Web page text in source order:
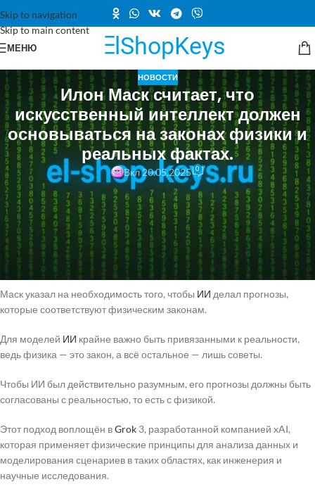
Skip to navigation
Skip to main content
МЕНЮ
НОВОСТИ
Илон Маск считает, что
искусственный интеллект должен
основываться на законах физики и
реальных фактах.
Вкл 20.05.2025 0
Илон Маск подчеркнул значимость физики в развитии
искусственного интеллекта, заявив, что для достижения истинной
разумности модели ИИ должны основываться на реальных законах.
По его мнению, физика является основополагающим законом, в то
время как всё остальное можно считать лишь рекомендациями.
Маск указал на необходимость того, чтобы ИИ делал прогнозы,
которые соответствуют физическим законам.
Для моделей ИИ крайне важно быть привязанными к реальности,
ведь физика — это закон, а всё остальное — лишь советы.
Чтобы ИИ был действительно разумным, его прогнозы должны быть
согласованы с реальностью, то есть с физикой.
Этот подход воплощён вGrok 3, разработанной компанией xAI,
которая применяет физические принципы для анализа данных и
моделирования сценариев в таких областях, как инженерия и
научные исследования.